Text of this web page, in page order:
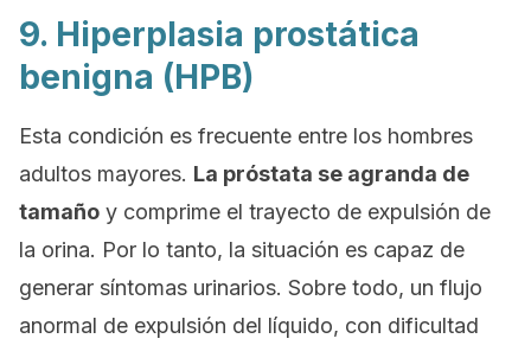
9. Hiperplasia prostática
benigna (HPB)
Esta condición es frecuente entre los hombres
adultos mayores. La próstata se agranda de
tamaño y comprime el trayecto de expulsión de
la orina. Por lo tanto, la situación es capaz de
generar síntomas urinarios. Sobre todo, un flujo
anormal de expulsión del líquido, con dificultad